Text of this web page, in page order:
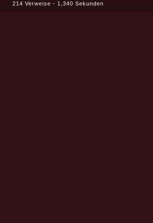
214 Verweise - 1,340 Sekunden